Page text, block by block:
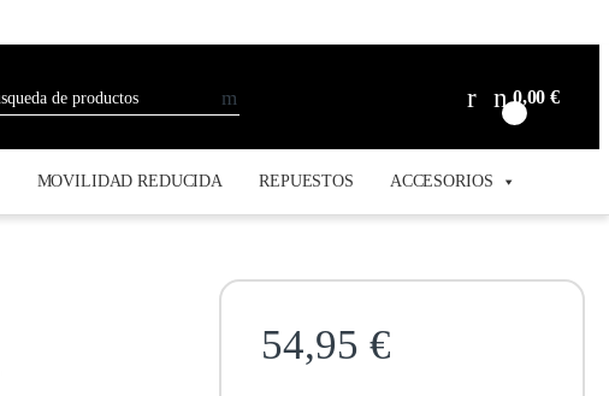
0,00€
MOVILIDAD REDUCIDA REPUESTOS ACCESORIOS
54,95 €